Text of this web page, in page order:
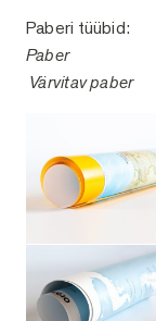
Paberi tüübid:
Paber
Värvitav paber